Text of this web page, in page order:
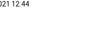
12:44